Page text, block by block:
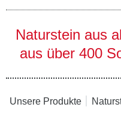
Naturstein aus
aus über 400
Unsere Produkte